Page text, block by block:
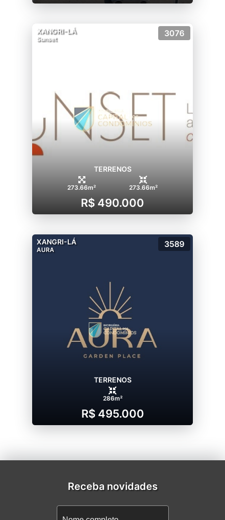
XANGRI-LÁ
Sunset
3076
TERRENOS
273.66m² 273.66m²
R$ 490.000
XANGRI-LÁ
AURA
3589
TERRENOS
286m²
R$ 495.000
Receba novidades